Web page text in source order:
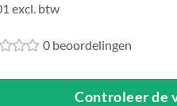
excl. btw
0 beoordelingen
Controleer de